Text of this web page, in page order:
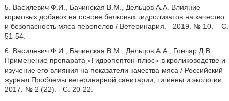
5. Василевич Ф.И., Бачинская В.М., Дельцов А.А. Влияние
кормовых добавок на основе белковых гидролизатов на качество
и безопасность мяса перепелов / Ветеринария. - 2019. № 10. – С.
51-54.
6. Василевич Ф.И., Бачинская В.М., Дельцов А.А., Гончар Д.В.
Применение препарата «Гидропептон-плюс» в кролиководстве и
изучение его влияния на показатели качества мяса / Российский
журнал Проблемы ветеринарной санитарии, гигиены и экологии.
2017. № 2 (22). - С. 20-22.